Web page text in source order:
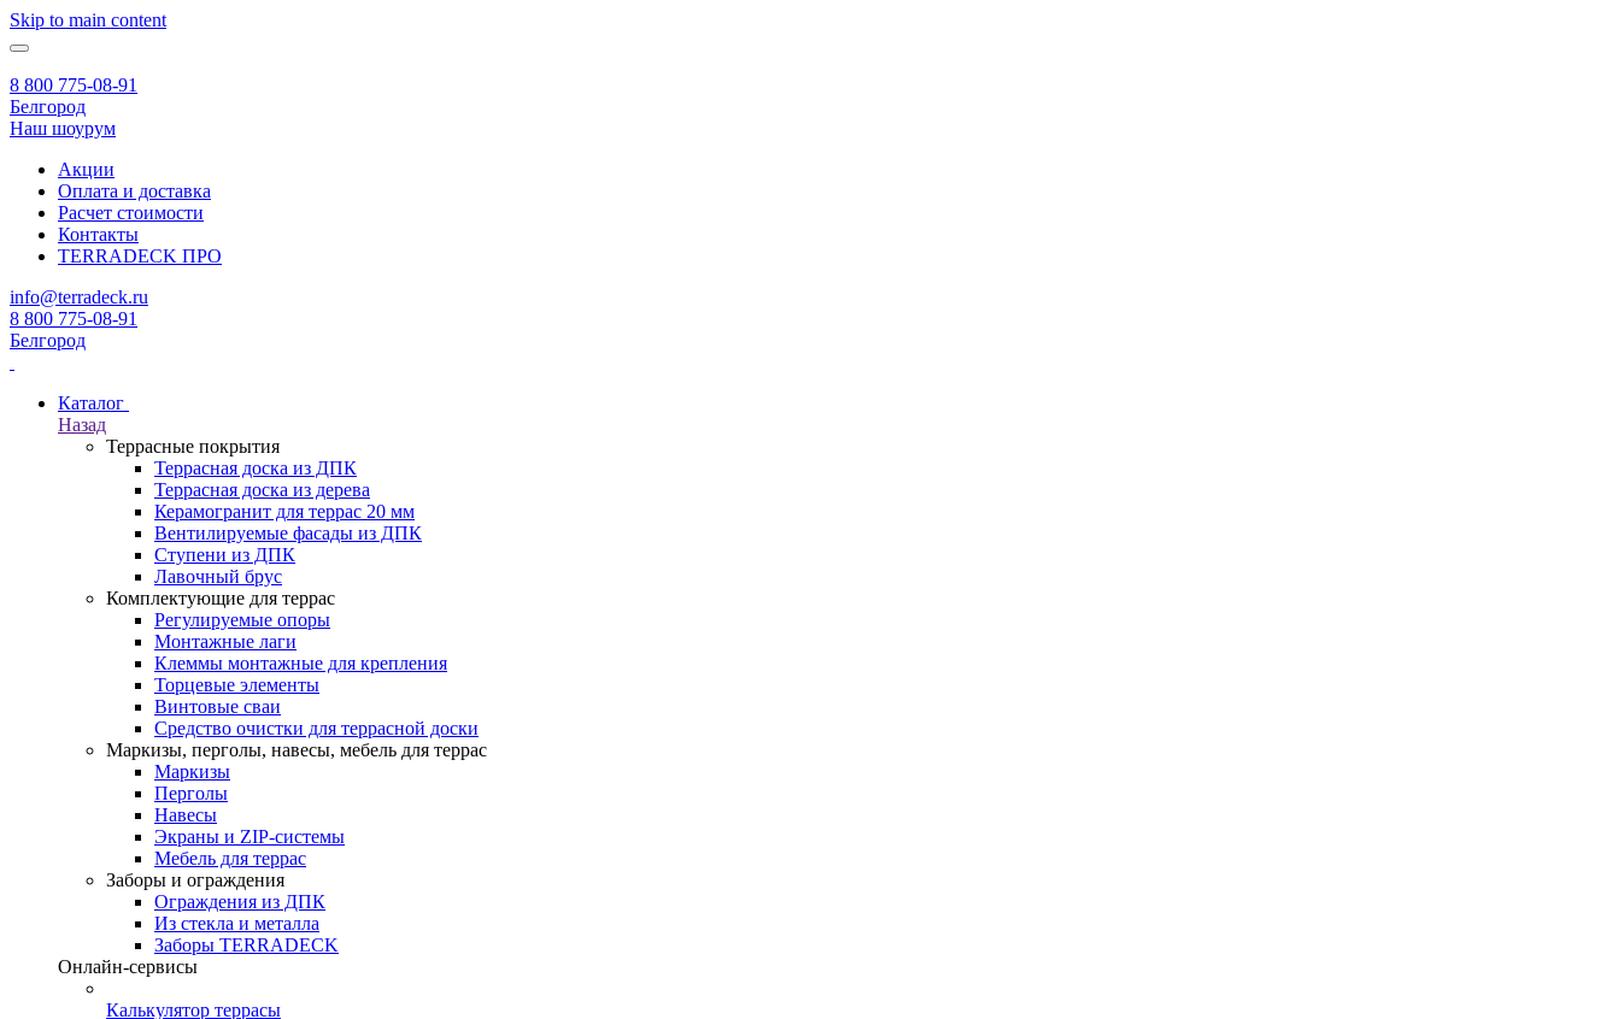
Skip to main content
8 800 775-08-91
Белгород
Наш шоурум
Акции
Оплата и доставка
Расчет стоимости
Контакты
TERRADECK ПРО
info@terradeck.ru
8 800 775-08-91
Белгород
Каталог
Назад
Террасные покрытия
Террасная доска из ДПК
Террасная доска из дерева
Керамогранит для террас 20 мм
Вентилируемые фасады из ДПК
Ступени из ДПК
Лавочный брус
Комплектующие для террас
Регулируемые опоры
Монтажные лаги
Клеммы монтажные для крепления
Торцевые элементы
Винтовые сваи
Средство очистки для террасной доски
Маркизы, перголы, навесы, мебель для террас
Маркизы
Перголы
Навесы
Экраны и ZIP-системы
Мебель для террас
Заборы и ограждения
Ограждения из ДПК
Из стекла и металла
Заборы TERRADECK
Онлайн-сервисы
Калькулятор террасы